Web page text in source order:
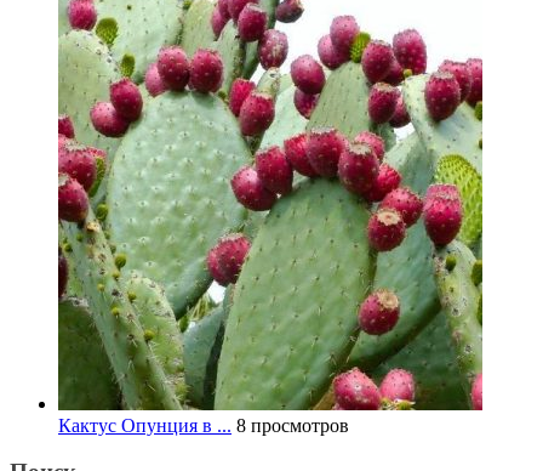
Кактус Опунция в ... 8 просмотров